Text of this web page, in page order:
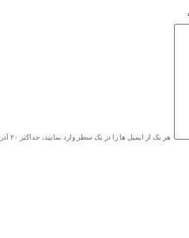
هر یک از ایمیل ها را در یک سطر وارد نمایید، حداکثر ۲۰ آدرس